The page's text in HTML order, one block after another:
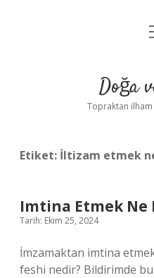
Doğa
Topraktan
Etiket: İltizam etmek
Imtina Etmek Ne
Tarih: Ekim 25, 2024
İmzamaktan imtina
feshi nedir? Bildirimde